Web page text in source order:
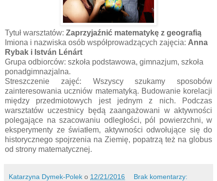
Tytuł warsztatów: Zaprzyjaźnić matematykę z geografią
Imiona i nazwiska osób współprowadzących zajęcia: Anna
Rybak i István Lénárt
Grupa odbiorców: szkoła podstawowa, gimnazjum, szkoła
ponadgimnazjalna.
Streszczenie zajęć: Wszyscy szukamy sposobów
zainteresowania uczniów matematyką. Budowanie korelacji
między przedmiotowych jest jednym z nich. Podczas
warsztatów uczestnicy będą zaangażowani w aktywności
polegające na szacowaniu odległości, pól powierzchni, w
eksperymenty ze światłem, aktywności odwołujące się do
historycznego spojrzenia na Ziemię, popatrzą też na globus
od strony matematycznej.
Katarzyna Dymek-Polek o 12/21/2016 Brak komentarzy: